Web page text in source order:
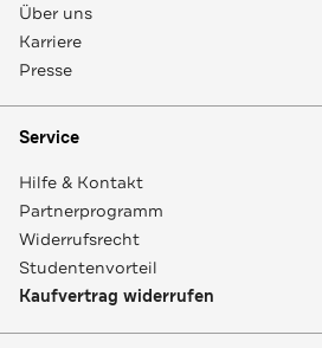
Über uns
Karriere
Presse
Service
Hilfe & Kontakt
Partnerprogramm
Widerrufsrecht
Studentenvorteil
Kaufvertrag widerrufen